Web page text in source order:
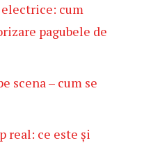
cum
pagubele de
scena – cum se
real: ce este și